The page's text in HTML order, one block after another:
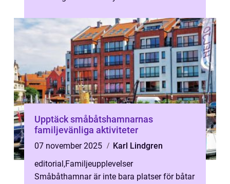
Upptäck småbåtshamnarnas
familjevänliga aktiviteter
07 november 2025
Karl Lindgren
editorial,Familjeupplevelser
Småbåthamnar är inte bara platser för båtar